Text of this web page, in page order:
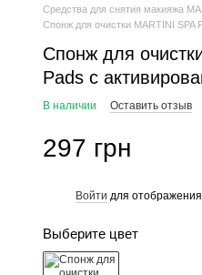
Средства для снятия макияжа
Спонж для очистки MARTINI SPA
Спонж для
Pads с
В наличии Оставить отзыв
297 грн
Войти для
Выберите цвет